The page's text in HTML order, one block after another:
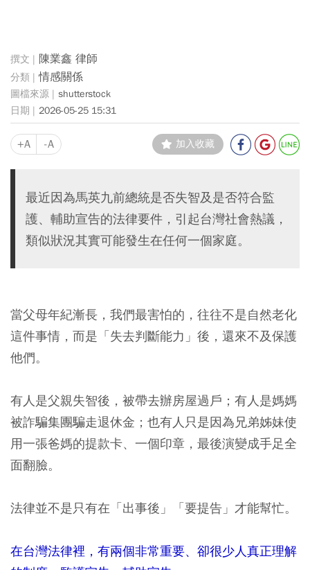
陳業鑫 律師
情感關係
shutterstock
2026-05-25 15:31
+A -A 加入收藏
最近因為馬英九前總統是否失智及是否符合監
護、輔助宣告的法律要件，引起台灣社會熱議，
類似狀況其實可能發生在任何一個家庭。
當父母年紀漸長，我們最害怕的，往往不是自然老化
這件事情，而是「失去判斷能力」後，還來不及保護
他們。
有人是父親失智後，被帶去辦房屋過戶；有人是媽媽
被詐騙集團騙走退休金；也有人只是因為兄弟姊妹使
用一張爸媽的提款卡、一個印章，最後演變成手足全
面翻臉。
法律並不是只有在「出事後」「要提告」才能幫忙。
在台灣法律裡，有兩個非常重要、卻很少人真正理解